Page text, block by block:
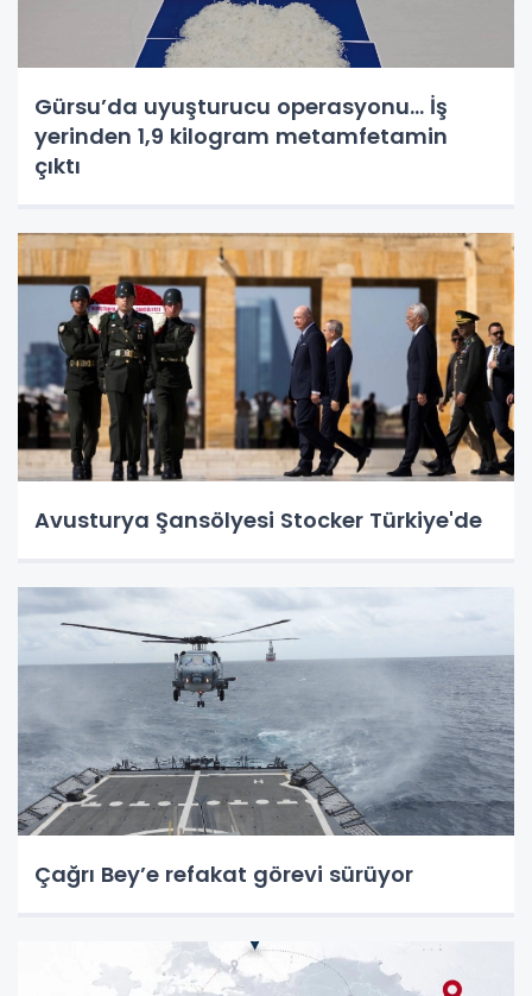
Gürsu’da uyuşturucu operasyonu... İş
yerinden 1,9 kilogram metamfetamin
çıktı
Avusturya Şansölyesi Stocker Türkiye'de
Çağrı Bey’e refakat görevi sürüyor